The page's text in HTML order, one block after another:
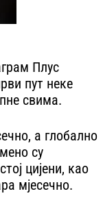
Плус
пут неке
свима.
а глобално
су
цијени, као
мјесечно.